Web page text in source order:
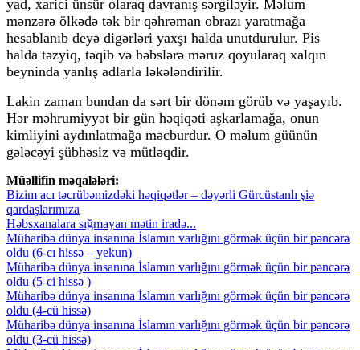
yad, xarici ünsür olaraq davranış sərgiləyir. Məlum
mənzərə ölkədə tək bir qəhrəman obrazı yaratmağa
hesablanıb deyə digərləri yaxşı halda unutdurulur. Pis
halda təzyiq, təqib və həbslərə məruz qoyularaq xalqın
beyninda yanlış adlarla ləkələndirilir.
Lakin zaman bundan da sərt bir dönəm görüb və yaşayıb.
Hər məhrumiyyət bir gün həqiqəti aşkarlamağa, onun
kimliyini aydınlatmağa məcburdur. O məlum güünün
gələcəyi şübhəsiz və mütləqdir.
Müəllifin məqalələri:
Bizim acı təcrübəmizdəki həqiqətlər – dəyərli Gürcüstanlı şiə
qardaşlarımıza
Həbsxanalara sığmayan mətin iradə...
Müharibə dünya insanına İslamın varlığını görmək üçün bir pəncərə
oldu (6-cı hissə – yekun)
Müharibə dünya insanına İslamın varlığını görmək üçün bir pəncərə
oldu (5-ci hissə )
Müharibə dünya insanına İslamın varlığını görmək üçün bir pəncərə
oldu (4-cü hissə)
Müharibə dünya insanına İslamın varlığını görmək üçün bir pəncərə
oldu (3-cü hissə)